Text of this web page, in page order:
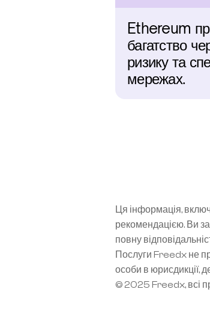
Ethereum
багатство
ризику та
мережах.
Ця інформація,
рекомендацією. Ви
повну
Послуги Freedx не
особи в юрисдикції,
© 2025 Freedx, всі